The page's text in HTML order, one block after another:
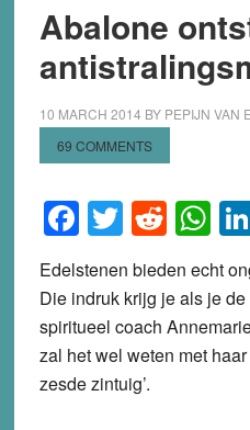
Abalone
10 MARCH 2014 BY PEPIJN VAN
69 COMMENTS
Facebook
Twitter
Edelstenen bieden echt
Die indruk krijg je als je
spiritueel coach
zal het wel weten met
zesde zintuig’.